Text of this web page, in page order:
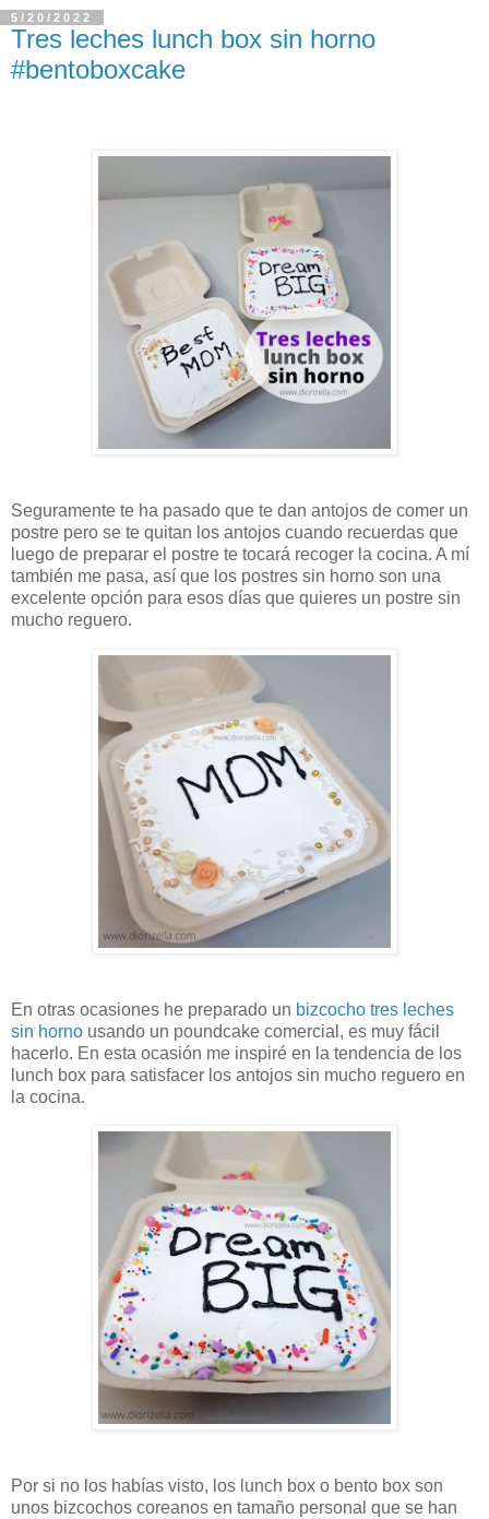
5/20/2022
Tres leches lunch box sin horno
#bentoboxcake
Seguramente te ha pasado que te dan antojos de comer un
postre pero se te quitan los antojos cuando recuerdas que
luego de preparar el postre te tocará recoger la cocina. A mí
también me pasa, así que los postres sin horno son una
excelente opción para esos días que quieres un postre sin
mucho reguero.
En otras ocasiones he preparado un bizcocho tres leches
sin horno usando un poundcake comercial, es muy fácil
hacerlo. En esta ocasión me inspiré en la tendencia de los
lunch box para satisfacer los antojos sin mucho reguero en
la cocina.
Por si no los habías visto, los lunch box o bento box son
unos bizcochos coreanos en tamaño personal que se han